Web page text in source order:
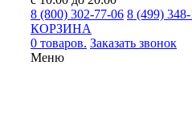
8 (800) 302-77-06 8 (499) 348-
КОРЗИНА
0 товаров. Заказать звонок
Меню